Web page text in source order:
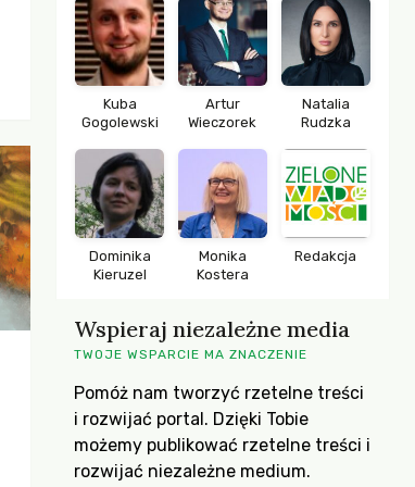
Kuba
Gogolewski
Artur
Wieczorek
Natalia
Rudzka
Dominika
Kieruzel
Monika
Kostera
Redakcja
Wspieraj niezależne media
TWOJE WSPARCIE MA ZNACZENIE
Pomóż nam tworzyć rzetelne treści
i rozwijać portal. Dzięki Tobie
możemy publikować rzetelne treści i
rozwijać niezależne medium.